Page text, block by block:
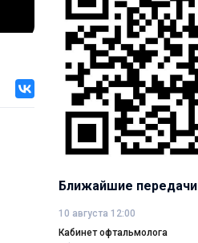
Ближайшие передачи
10 августа 12:00
Кабинет офтальмолога